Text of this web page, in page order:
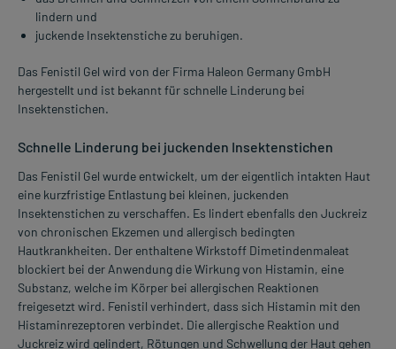
lindern und
juckende Insektenstiche zu beruhigen.
Das Fenistil Gel wird von der Firma Haleon Germany GmbH
hergestellt und ist bekannt für schnelle Linderung bei
Insektenstichen.
Schnelle Linderung bei juckenden Insektenstichen
Das Fenistil Gel wurde entwickelt, um der eigentlich intakten Haut
eine kurzfristige Entlastung bei kleinen, juckenden
Insektenstichen zu verschaffen. Es lindert ebenfalls den Juckreiz
von chronischen Ekzemen und allergisch bedingten
Hautkrankheiten. Der enthaltene Wirkstoff Dimetindenmaleat
blockiert bei der Anwendung die Wirkung von Histamin, eine
Substanz, welche im Körper bei allergischen Reaktionen
freigesetzt wird. Fenistil verhindert, dass sich Histamin mit den
Histaminrezeptoren verbindet. Die allergische Reaktion und
Juckreiz wird gelindert, Rötungen und Schwellung der Haut gehen